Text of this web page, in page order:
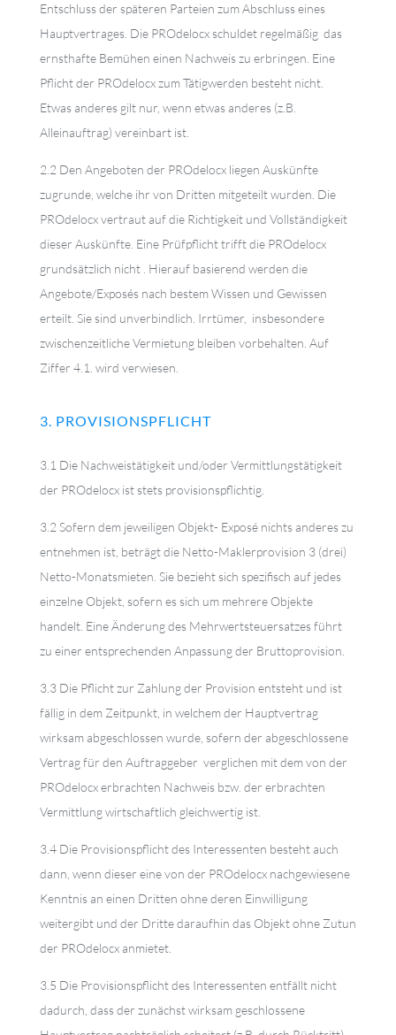
Entschluss der späteren Parteien zum Abschluss eines
Hauptvertrages. Die PROdelocx schuldet regelmäßig das
ernsthafte Bemühen einen Nachweis zu erbringen. Eine
Pflicht der PROdelocx zum Tätigwerden besteht nicht.
Etwas anderes gilt nur, wenn etwas anderes (z.B.
Alleinauftrag) vereinbart ist.
2.2 Den Angeboten der PROdelocx liegen Auskünfte
zugrunde, welche ihr von Dritten mitgeteilt wurden. Die
PROdelocx vertraut auf die Richtigkeit und Vollständigkeit
dieser Auskünfte. Eine Prüfpflicht trifft die PROdelocx
grundsätzlich nicht . Hierauf basierend werden die
Angebote/Exposés nach bestem Wissen und Gewissen
erteilt. Sie sind unverbindlich. Irrtümer, insbesondere
zwischenzeitliche Vermietung bleiben vorbehalten. Auf
Ziffer 4.1. wird verwiesen.
3. PROVISIONSPFLICHT
3.1 Die Nachweistätigkeit und/oder Vermittlungstätigkeit
der PROdelocx ist stets provisionspflichtig.
3.2 Sofern dem jeweiligen Objekt- Exposé nichts anderes zu
entnehmen ist, beträgt die Netto-Maklerprovision 3 (drei)
Netto-Monatsmieten. Sie bezieht sich spezifisch auf jedes
einzelne Objekt, sofern es sich um mehrere Objekte
handelt. Eine Änderung des Mehrwertsteuersatzes führt
zu einer entsprechenden Anpassung der Bruttoprovision.
3.3 Die Pflicht zur Zahlung der Provision entsteht und ist
fällig in dem Zeitpunkt, in welchem der Hauptvertrag
wirksam abgeschlossen wurde, sofern der abgeschlossene
Vertrag für den Auftraggeber verglichen mit dem von der
PROdelocx erbrachten Nachweis bzw. der erbrachten
Vermittlung wirtschaftlich gleichwertig ist.
3.4 Die Provisionspflicht des Interessenten besteht auch
dann, wenn dieser eine von der PROdelocx nachgewiesene
Kenntnis an einen Dritten ohne deren Einwilligung
weitergibt und der Dritte daraufhin das Objekt ohne Zutun
der PROdelocx anmietet.
3.5 Die Provisionspflicht des Interessenten entfällt nicht
dadurch, dass der zunächst wirksam geschlossene